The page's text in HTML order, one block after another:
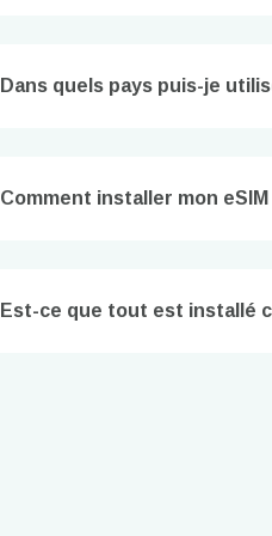
Dans quels pays puis-je
Comment installer mon
Est-ce que tout est installé
or